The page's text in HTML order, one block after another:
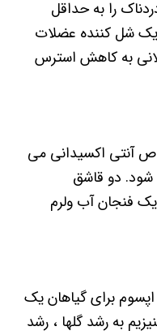
آنتی اکسیدانی می
دو قاشق
برای گیاهان یک
به رشد گلها ، رشد
تر کمک می کند.
گیاه ضروری است.